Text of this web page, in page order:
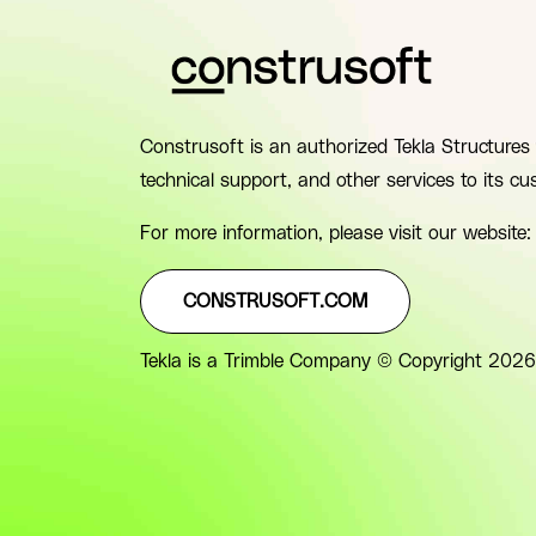
Construsoft is an authorized Tekla
technical support, and other services to its
For more information, please visit our website:
CONSTRUSOFT.COM
Tekla is a Trimble Company © Copyright 2026